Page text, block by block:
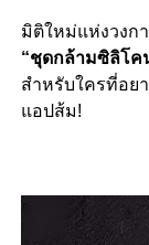
มิติใหม่แห่งวงก
“ชุดกล้ามซิลิโค
สำหรับใครที่อย
แอปส้ม!